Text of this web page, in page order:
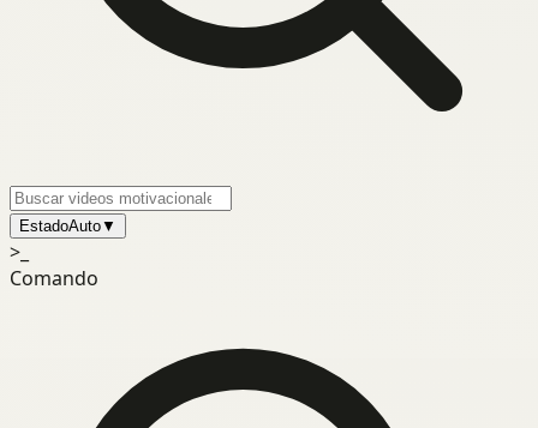
EstadoAuto▼
>_
Comando